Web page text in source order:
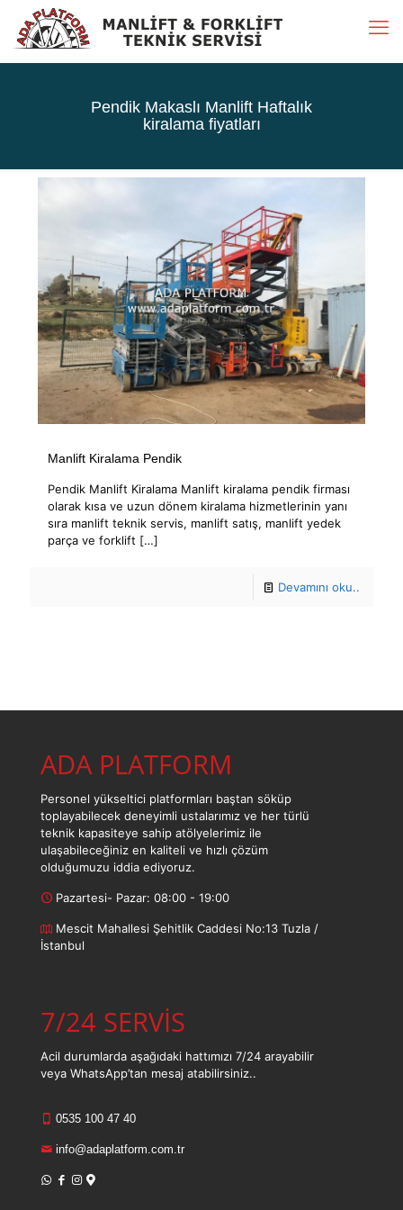
Pendik Makaslı Manlift Haftalık
kiralama fiyatları
Manlift Kiralama Pendik
Pendik Manlift Kiralama Manlift kiralama pendik firması
olarak kısa ve uzun dönem kiralama hizmetlerinin yanı
sıra manlift teknik servis, manlift satış, manlift yedek
parça ve forklift […]
Devamını oku..
ADA PLATFORM
Personel yükseltici platformları baştan söküp
toplayabilecek deneyimli ustalarımız ve her türlü
teknik kapasiteye sahip atölyelerimiz ile
ulaşabileceğiniz en kaliteli ve hızlı çözüm
olduğumuzu iddia ediyoruz.
Pazartesi- Pazar: 08:00 - 19:00
Mescit Mahallesi Şehitlik Caddesi No:13 Tuzla /
İstanbul
7/24 SERVİS
Acil durumlarda aşağıdaki hattımızı 7/24 arayabilir
veya WhatsApp’tan mesaj atabilirsiniz..
0535 100 47 40
info@adaplatform.com.tr